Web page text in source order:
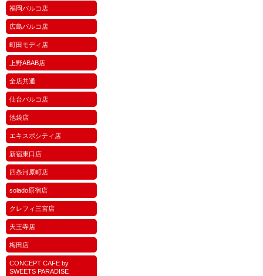
福岡パルコ店
広島パルコ店
町田モディ店
上野ABAB店
全店共通
仙台パルコ店
池袋店
エキスポシティ店
新宿東口店
四条河原町店
solado原宿店
クレフィ三宮店
天王寺店
梅田店
CONCEPT CAFE by
SWEETS PARADISE